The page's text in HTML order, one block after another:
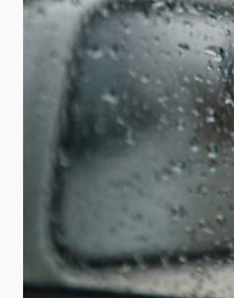
NEWSLETTER